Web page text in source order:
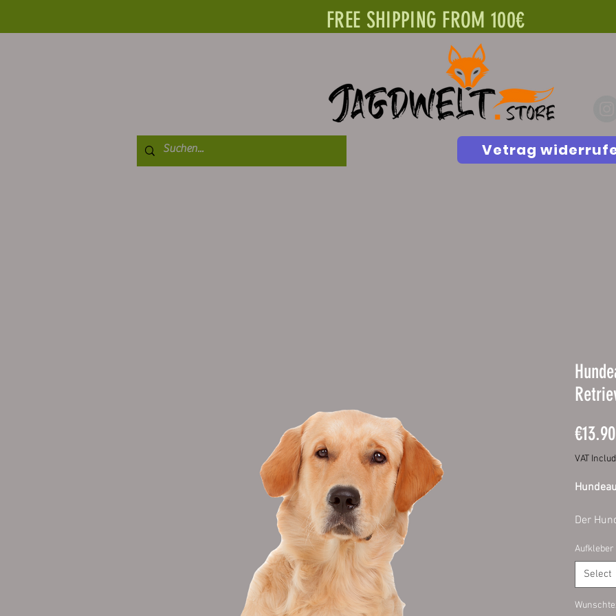
FREE SHIPPING FROM 100€
Vetrag
€13.90
VAT
Der
Aufkleber
Select